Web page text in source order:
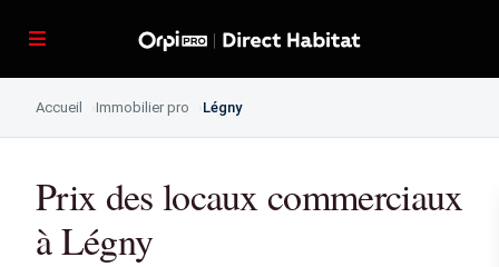
Accueil Immobilier pro Légny
Prix des locaux commerciaux
à Légny